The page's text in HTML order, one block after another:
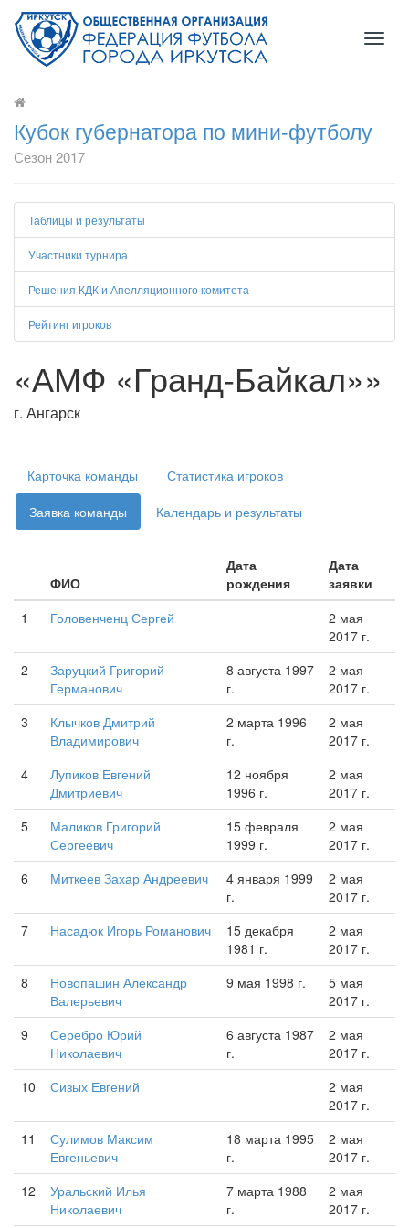
Кубок губернатора по мини-футболу
Сезон 2017
Таблицы и результаты
Участники турнира
Решения КДК и Апелляционного комитета
Рейтинг игроков
«АМФ «Гранд-Байкал»»
г. Ангарск
Карточка команды
Статистика игроков
Заявка команды
Календарь и результаты
ФИО
Дата
рождения
Дата
заявки
1
Головенченц Сергей
2 мая
2017 г.
2
Заруцкий Григорий
Германович
8 августа 1997
г.
2 мая
2017 г.
3
Клычков Дмитрий
Владимирович
2 марта 1996
г.
2 мая
2017 г.
4
Лупиков Евгений
Дмитриевич
12 ноября
1996 г.
2 мая
2017 г.
5
Маликов Григорий
Сергеевич
15 февраля
1999 г.
2 мая
2017 г.
6
Миткеев Захар Андреевич
4 января 1999
г.
2 мая
2017 г.
7
Насадюк Игорь Романович
15 декабря
1981 г.
2 мая
2017 г.
8
Новопашин Александр
Валерьевич
9 мая 1998 г.
5 мая
2017 г.
9
Серебро Юрий
Николаевич
6 августа 1987
г.
2 мая
2017 г.
10
Сизых Евгений
2 мая
2017 г.
11
Сулимов Максим
Евгеньевич
18 марта 1995
г.
2 мая
2017 г.
12
Уральский Илья
Николаевич
7 марта 1988
г.
2 мая
2017 г.